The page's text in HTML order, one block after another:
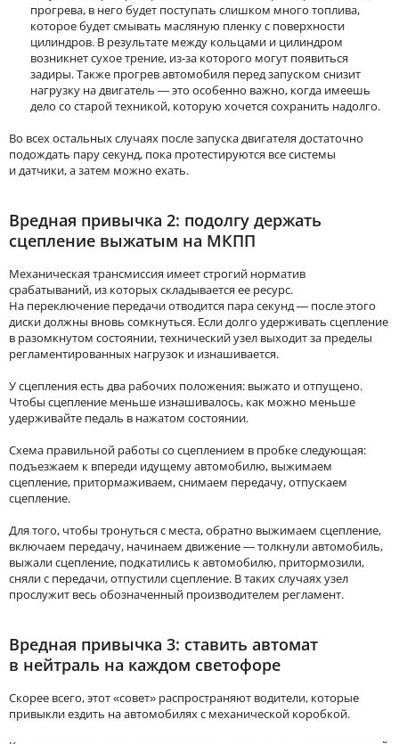
прогрева, в него будет поступать слишком много топлива,
которое будет смывать масляную пленку с поверхности
цилиндров. В результате между кольцами и цилиндром
возникнет сухое трение, из-за которого могут появиться
задиры. Также прогрев автомобиля перед запуском снизит
нагрузку на двигатель — это особенно важно, когда имеешь
дело со старой техникой, которую хочется сохранить надолго.
Во всех остальных случаях после запуска двигателя достаточно
подождать пару секунд, пока протестируются все системы
и датчики, а затем можно ехать.
Вредная привычка 2: подолгу держать
сцепление выжатым на МКПП
Механическая трансмиссия имеет строгий норматив
срабатываний, из которых складывается ее ресурс.
На переключение передачи отводится пара секунд — после этого
диски должны вновь сомкнуться. Если долго удерживать сцепление
в разомкнутом состоянии, технический узел выходит за пределы
регламентированных нагрузок и изнашивается.
У сцепления есть два рабочих положения: выжато и отпущено.
Чтобы сцепление меньше изнашивалось, как можно меньше
удерживайте педаль в нажатом состоянии.
Схема правильной работы со сцеплением в пробке следующая:
подъезжаем к впереди идущему автомобилю, выжимаем
сцепление, притормаживаем, снимаем передачу, отпускаем
сцепление.
Для того, чтобы тронуться с места, обратно выжимаем сцепление,
включаем передачу, начинаем движение — толкнули автомобиль,
выжали сцепление, подкатились к автомобилю, притормозили,
сняли с передачи, отпустили сцепление. В таких случаях узел
прослужит весь обозначенный производителем регламент.
Вредная привычка 3: ставить автомат
в нейтраль на каждом светофоре
Скорее всего, этот «совет» распространяют водители, которые
привыкли ездить на автомобилях с механической коробкой.